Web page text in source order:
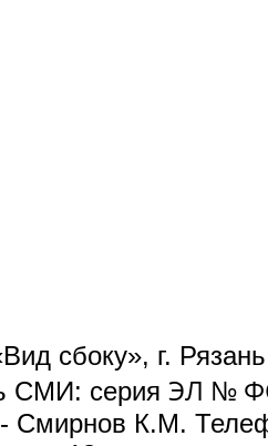
сбоку», г.
СМИ: серия ЭЛ №
- Смирнов К.М.